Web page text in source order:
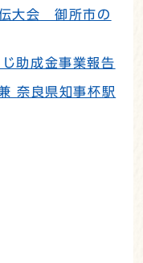
大会 御所市の
助成金事業報告
奈良県知事杯駅